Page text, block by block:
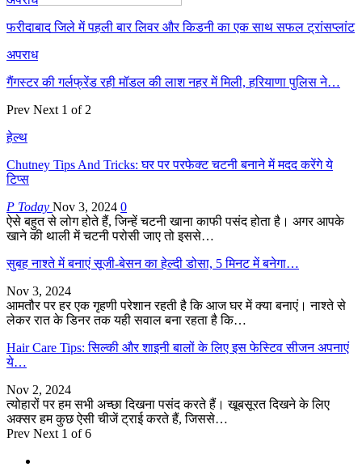
फरीदाबाद जिले में पहली बार लिवर और किडनी का एक साथ सफल ट्रांसप्लांट
अपराध
गैंगस्टर की गर्लफ्रेंड रही मॉडल की लाश नहर में मिली, हरियाणा पुलिस ने…
Prev Next 1 of 2
हेल्थ
Chutney Tips And Tricks: घर पर परफेक्ट चटनी बनाने में मदद करेंगे ये
टिप्स
P Today Nov 3, 2024 0
ऐसे बहुत से लोग होते हैं, जिन्हें चटनी खाना काफी पसंद होता है। अगर आपके
खाने की थाली में चटनी परोसी जाए तो इससे…
सुबह नाश्ते में बनाएं सूजी-बेसन का हेल्दी डोसा, 5 मिनट में बनेगा…
Nov 3, 2024
आमतौर पर हर एक गृहणी परेशान रहती है कि आज घर में क्या बनाएं। नाश्ते से
लेकर रात के डिनर तक यही सवाल बना रहता है कि…
Hair Care Tips: सिल्की और शाइनी बालों के लिए इस फेस्टिव सीजन अपनाएं
ये…
Nov 2, 2024
त्योहारों पर हम सभी अच्छा दिखना पसंद करते हैं। खूबसूरत दिखने के लिए
अक्सर हम कुछ ऐसी चीजें ट्राई करते हैं, जिससे…
Prev Next 1 of 6